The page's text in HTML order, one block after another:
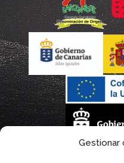
Gestionar